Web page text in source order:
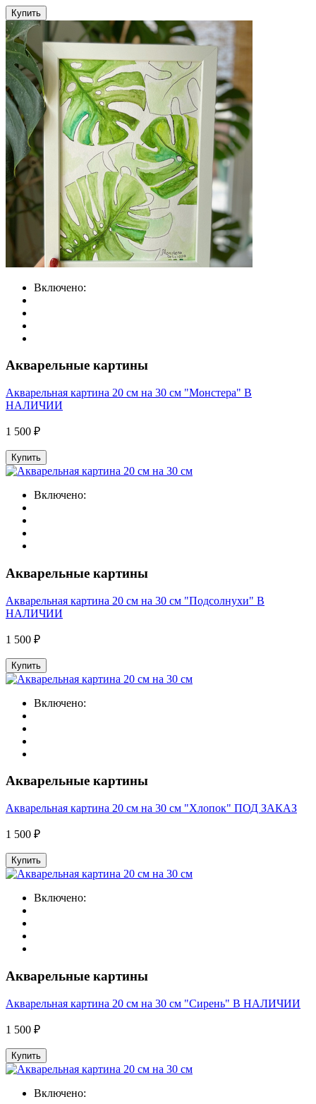
Купить
Включено:
Акварельные картины
Акварельная картина 20 см на 30 см "Монстера" В
НАЛИЧИИ
1 500 ₽
Купить
Включено:
Акварельные картины
Акварельная картина 20 см на 30 см "Подсолнухи" В
НАЛИЧИИ
1 500 ₽
Купить
Включено:
Акварельные картины
Акварельная картина 20 см на 30 см "Хлопок" ПОД ЗАКАЗ
1 500 ₽
Купить
Включено:
Акварельные картины
Акварельная картина 20 см на 30 см "Сирень" В НАЛИЧИИ
1 500 ₽
Купить
Включено: